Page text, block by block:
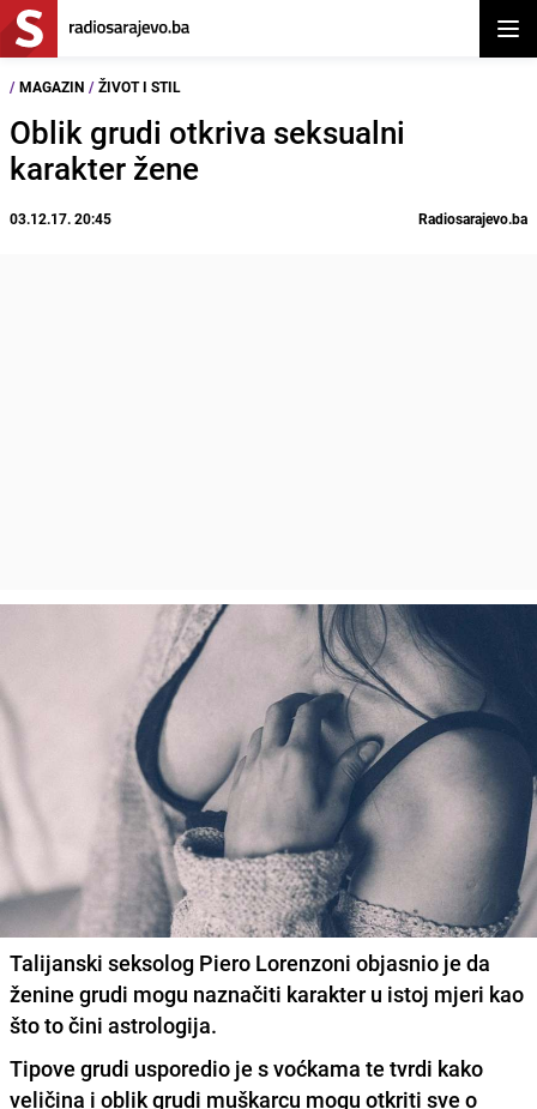
/ MAGAZIN / ŽIVOT I STIL
Oblik grudi otkriva seksualni
karakter žene
03.12.17. 20:45 Radiosarajevo.ba
Talijanski seksolog Piero Lorenzoni objasnio je da
ženine grudi mogu naznačiti karakter u istoj mjeri kao
što to čini astrologija.
Tipove grudi usporedio je s voćkama te tvrdi kako
veličina i oblik grudi muškarcu mogu otkriti sve o